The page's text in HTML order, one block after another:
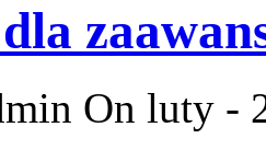
On luty -